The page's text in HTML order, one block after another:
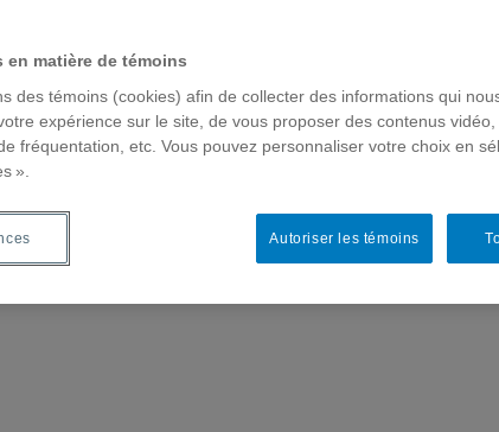
en matière de témoins
des témoins (cookies) afin de collecter des informations qui
expérience sur le site, de vous proposer des contenus vidéo,
fréquentation, etc. Vous pouvez personnaliser votre choix en
».
Autoriser les témoins